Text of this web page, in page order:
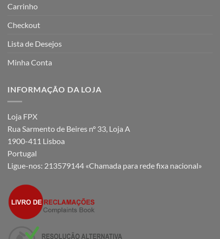
Carrinho
Checkout
Lista de Desejos
Minha Conta
INFORMAÇÃO DA LOJA
Loja FPX
Rua Sarmento de Beires nº 33, Loja A
1900-411 Lisboa
Portugal
Ligue-nos: 213579144 «Chamada para rede fixa nacional»